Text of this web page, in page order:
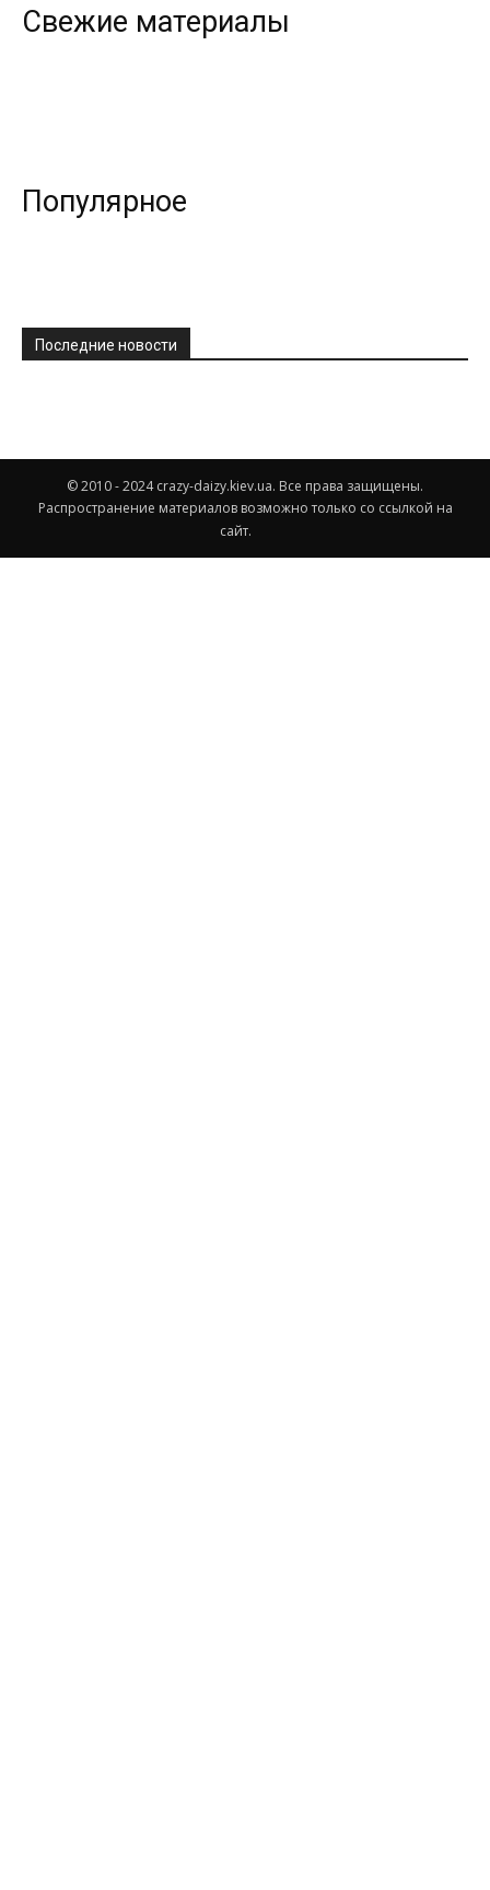
Свежие материалы
Популярное
Последние новости
© 2010 - 2024 crazy-daizy.kiev.ua. Все права защищены.
Распространение материалов возможно только со ссылкой на
сайт.